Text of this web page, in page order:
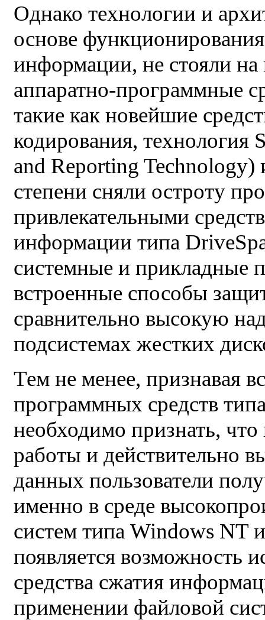
Однако технологии и
основе
информации, не стояли
аппаратно-программные
такие как новейшие
кодирования,
and Reporting Technology)
степени сняли остроту
привлекательными
информации типа
системные и прикладные
встроенные способы
сравнительно высокую
подсистемах жестких
Тем не менее, признавая
программных средств
необходимо признать,
работы и действительно
данных пользователи
именно в среде
систем типа Windows NT
появляется возможность
средства сжатия
применении файловой